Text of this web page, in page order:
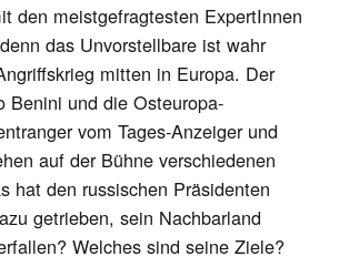
den meistgefragtesten ExpertInnen
das Unvorstellbare ist wahr
mitten in Europa. Der
Benini und die Osteuropa-
vom Tages-Anzeiger und
auf der Bühne verschiedenen
hat den russischen Präsidenten
getrieben, sein Nachbarland
Welches sind seine Ziele?